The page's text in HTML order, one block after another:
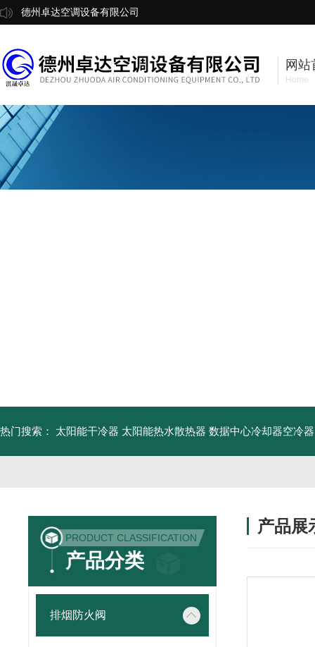
德州卓达空调设备有限公司
网站
Home
热门搜索： 太阳能干冷器 太阳能热水散热器 数据中心冷却器空冷器
PRODUCT CLASSIFICATION
产品分类
排烟防火阀
产品展